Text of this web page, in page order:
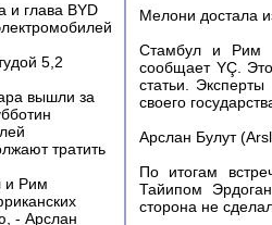
и глава BYD
5,2
вышли за
тратить
и Рим
- Арслан
Мелони достала
Стамбул и Рим
сообщает YÇ.
статьи.
своего
Арслан Булут
По итогам
Тайипом
сторона не